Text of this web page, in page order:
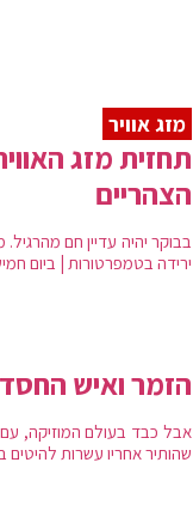
מזג אוויר
תחזית מזג
הצהריים
בבוקר יהיה עדיין חם
ירידה בטמפרטורות | ביום
הזמר ואיש
אבל כבד בעולם המוזיקה,
שהותיר אחריו עשרות להיטים